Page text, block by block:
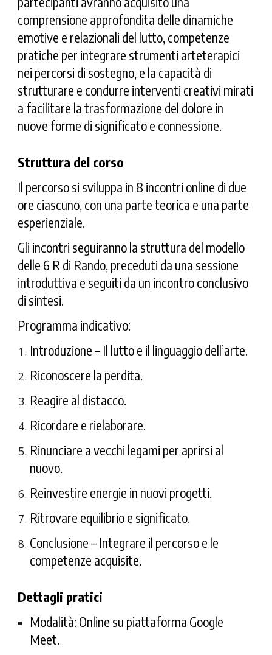
comprensione approfondita delle dinamiche
emotive e relazionali del lutto, competenze
pratiche per integrare strumenti arteterapici
nei percorsi di sostegno, e la capacità di
strutturare e condurre interventi creativi mirati
a facilitare la trasformazione del dolore in
nuove forme di significato e connessione.
Struttura del corso
Il percorso si sviluppa in 8 incontri online di due
ore ciascuno, con una parte teorica e una parte
esperienziale.
Gli incontri seguiranno la struttura del modello
delle 6 R di Rando, preceduti da una sessione
introduttiva e seguiti da un incontro conclusivo
di sintesi.
Programma indicativo:
Introduzione– Il lutto e il linguaggio dell’arte.
Riconoscere la perdita.
Reagire al distacco.
Ricordare e rielaborare.
Rinunciare a vecchi legami per aprirsi al
nuovo.
Reinvestire energie in nuovi progetti.
Ritrovare equilibrio e significato.
Conclusione– Integrare il percorso e le
competenze acquisite.
Dettagli pratici
Modalità: Online su piattaforma Google
Meet.